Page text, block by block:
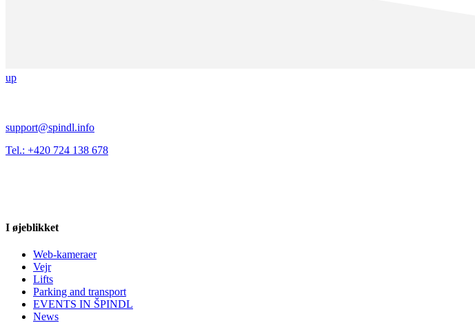
up
support@spindl.info
Tel.: +420 724 138 678
I øjeblikket
Web-kameraer
Vejr
Lifts
Parking and transport
EVENTS IN ŠPINDL
News